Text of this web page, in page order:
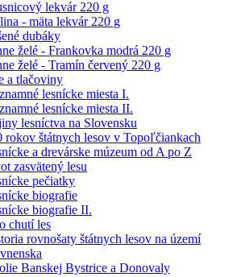
lekvár 220 g
- mäta lekvár 220 g
dubáky
želé - Frankovka modrá 220 g
želé - Tramín červený 220 g
a tlačoviny
lesnícke miesta I.
lesnícke miesta II.
lesníctva na Slovensku
rokov štátnych lesov v Topoľčiankach
a drevárske múzeum od A po Z
zasvätený lesu
pečiatky
biografie
biografie II.
chutí les
rovnošaty štátnych lesov na území
Banskej Bystrice a Donovaly